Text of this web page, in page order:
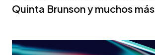
Quinta Brunson y muchos más.